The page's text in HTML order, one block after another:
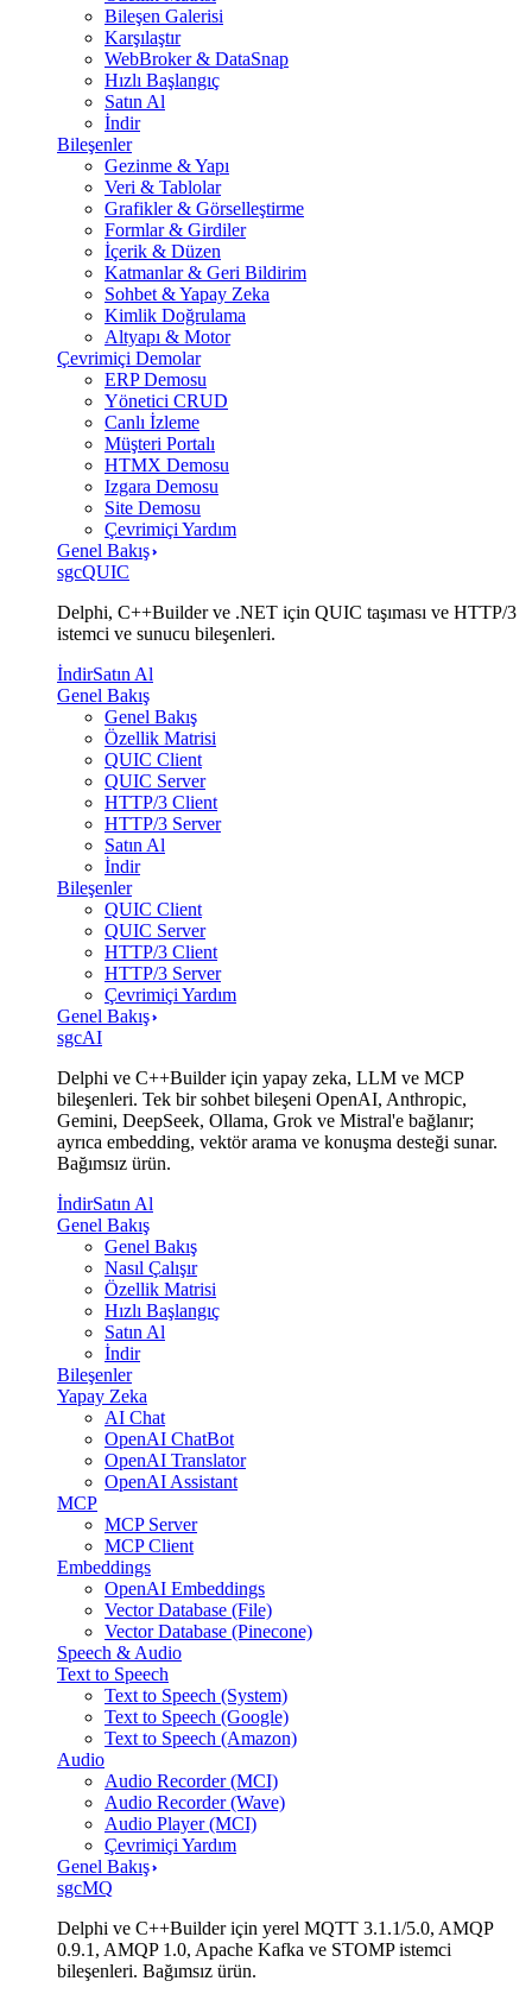
Bileşen Galerisi
Karşılaştır
WebBroker & DataSnap
Hızlı Başlangıç
Satın Al
İndir
Bileşenler
Gezinme & Yapı
Veri & Tablolar
Grafikler & Görselleştirme
Formlar & Girdiler
İçerik & Düzen
Katmanlar & Geri Bildirim
Sohbet & Yapay Zeka
Kimlik Doğrulama
Altyapı & Motor
Çevrimiçi Demolar
ERP Demosu
Yönetici CRUD
Canlı İzleme
Müşteri Portalı
HTMX Demosu
Izgara Demosu
Site Demosu
Çevrimiçi Yardım
Genel Bakış
sgcQUIC
Delphi, C++Builder ve .NET için QUIC taşıması ve HTTP/3
istemci ve sunucu bileşenleri.
İndirSatın Al
Genel Bakış
Genel Bakış
Özellik Matrisi
QUIC Client
QUIC Server
HTTP/3 Client
HTTP/3 Server
Satın Al
İndir
Bileşenler
QUIC Client
QUIC Server
HTTP/3 Client
HTTP/3 Server
Çevrimiçi Yardım
Genel Bakış
sgcAI
Delphi ve C++Builder için yapay zeka, LLM ve MCP
bileşenleri. Tek bir sohbet bileşeni OpenAI, Anthropic,
Gemini, DeepSeek, Ollama, Grok ve Mistral'e bağlanır;
ayrıca embedding, vektör arama ve konuşma desteği sunar.
Bağımsız ürün.
İndirSatın Al
Genel Bakış
Genel Bakış
Nasıl Çalışır
Özellik Matrisi
Hızlı Başlangıç
Satın Al
İndir
Bileşenler
Yapay Zeka
AI Chat
OpenAI ChatBot
OpenAI Translator
OpenAI Assistant
MCP
MCP Server
MCP Client
Embeddings
OpenAI Embeddings
Vector Database (File)
Vector Database (Pinecone)
Speech & Audio
Text to Speech
Text to Speech (System)
Text to Speech (Google)
Text to Speech (Amazon)
Audio
Audio Recorder (MCI)
Audio Recorder (Wave)
Audio Player (MCI)
Çevrimiçi Yardım
Genel Bakış
sgcMQ
Delphi ve C++Builder için yerel MQTT 3.1.1/5.0, AMQP
0.9.1, AMQP 1.0, Apache Kafka ve STOMP istemci
bileşenleri. Bağımsız ürün.